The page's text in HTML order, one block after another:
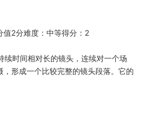
值2分难度：中等得分：2
持续时间相对长的镜头，连续对一个场
，形成一个比较完整的镜头段落。它的